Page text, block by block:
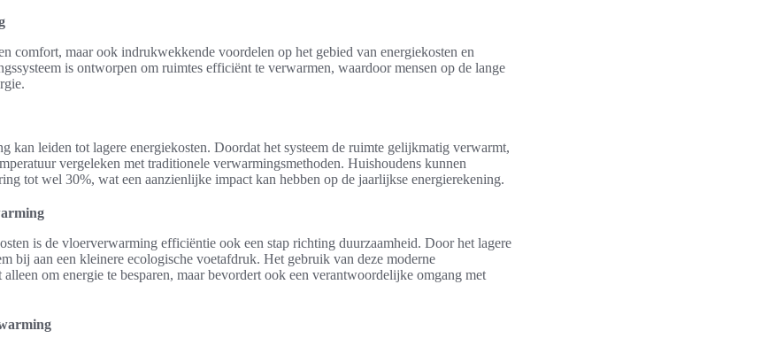
comfort, maar ook indrukwekkende voordelen op het gebied van energiekosten en
is ontworpen om ruimtes efficiënt te verwarmen, waardoor mensen op de lange
kan leiden tot lagere energiekosten. Doordat het systeem de ruimte gelijkmatig verwarmt,
vergeleken met traditionele verwarmingsmethoden. Huishoudens kunnen
tot wel 30%, wat een aanzienlijke impact kan hebben op de jaarlijkse energierekening.
is de vloerverwarming efficiëntie ook een stap richting duurzaamheid. Door het lagere
bij aan een kleinere ecologische voetafdruk. Het gebruik van deze moderne
om energie te besparen, maar bevordert ook een verantwoordelijke omgang met